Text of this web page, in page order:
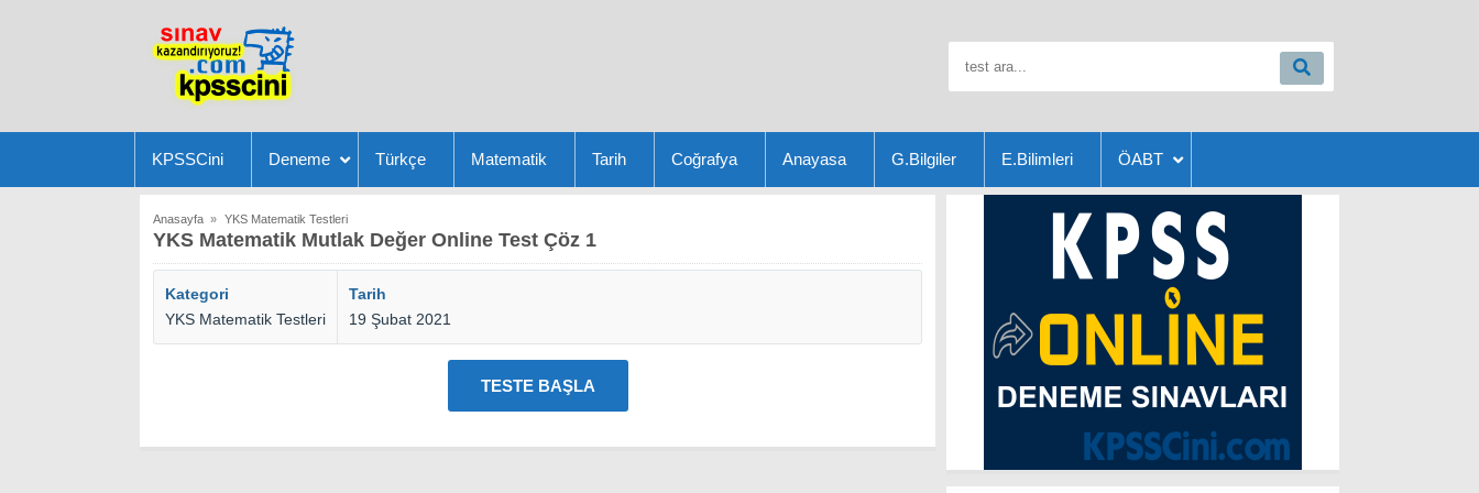
KPSSCini Deneme Türkçe Matematik Tarih Coğrafya Anayasa G.Bilgiler E.Bilimleri ÖABT
Anasayfa » YKS Matematik Testleri
YKS Matematik Mutlak Değer Online Test Çöz 1
Kategori
YKS Matematik Testleri
Tarih
19 Şubat 2021
TESTE BAŞLA